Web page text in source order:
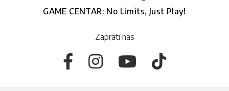
GAME CENTAR: No Limits, Just Play!
Zaprati nas